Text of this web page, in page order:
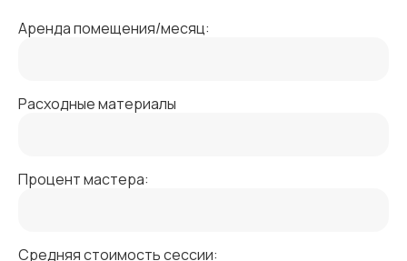
Аренда помещения/месяц:
Расходные материалы
Процент мастера:
Средняя стоимость сессии: